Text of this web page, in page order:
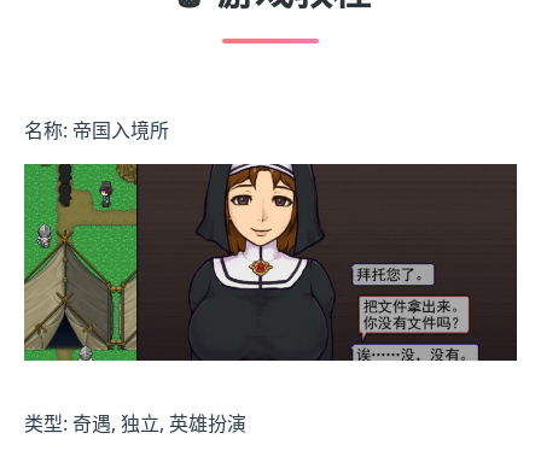
名称: 帝国入境所
类型: 奇遇, 独立, 英雄扮演